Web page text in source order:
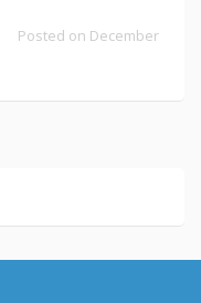
Posted on December